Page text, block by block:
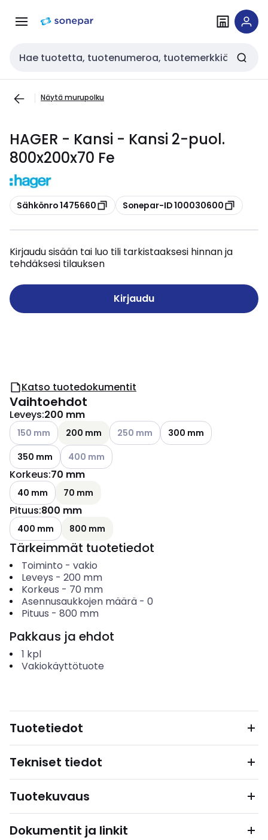
navigointiinsisältöön
Haku
Näytä murupolku
HAGER - Kansi - Kansi 2-puol.
800x200x70 Fe
Kopioi
Sähkönro 1475660 Kopioi
Sonepar-ID 100030600
Kirjaudu sisään tai luo tili tarkistaaksesi hinnan ja
tehdäksesi tilauksen
Kirjaudu
Katso tuotedokumentit
Vaihtoehdot
Leveys:200 mm
Katso käytettävissä olevat vaihtoehdot
150 mm 200 mm Katso käytettävissä olevat
250 mm
300 mm
350 mm
Katso käytettävissä olevat vaihtoehdot
400 mm
Korkeus:70 mm
40 mm 70 mm
Pituus:800 mm
400 mm 800 mm
Tärkeimmät tuotetiedot
Toiminto - vakio
Leveys - 200 mm
Korkeus - 70 mm
Asennusaukkojen määrä- 0
Pituus - 800 mm
Pakkaus ja ehdot
1 kpl
Vakiokäyttötuote
Tuotetiedot
Tekniset tiedot
Tuotekuvaus
Dokumentit ja linkit